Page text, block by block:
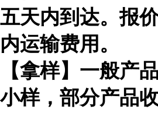
五天内到达。报
内运输费用。
【拿样】一般产
小样，部分产品